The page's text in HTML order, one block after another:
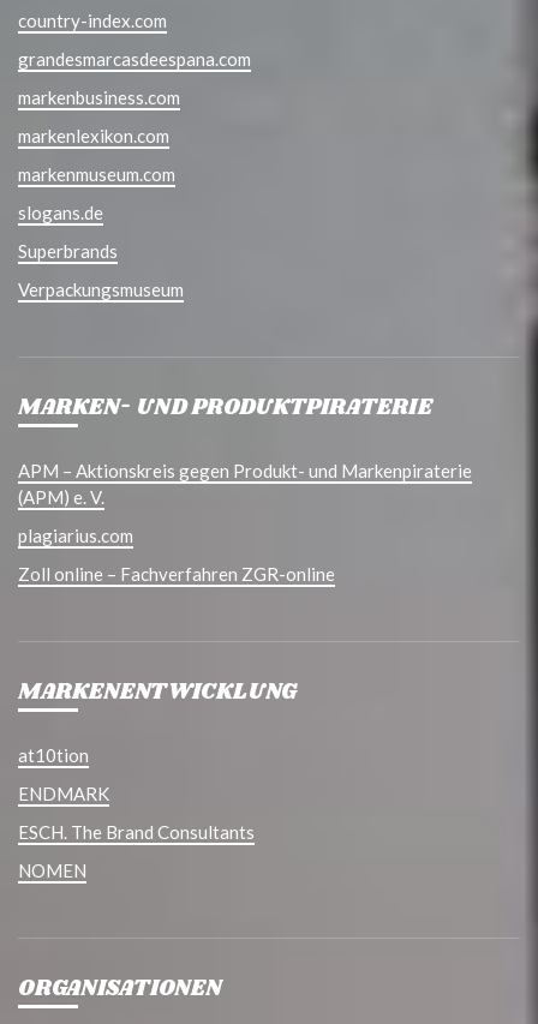
country-index.com
grandesmarcasdeespana.com
markenbusiness.com
markenlexikon.com
markenmuseum.com
slogans.de
Superbrands
Verpackungsmuseum
MARKEN- UND PRODUKTPIRATERIE
APM – Aktionskreis gegen Produkt- und Markenpiraterie
(APM) e. V.
plagiarius.com
Zoll online – Fachverfahren ZGR-online
MARKENENTWICKLUNG
at10tion
ENDMARK
ESCH. The Brand Consultants
NOMEN
ORGANISATIONEN